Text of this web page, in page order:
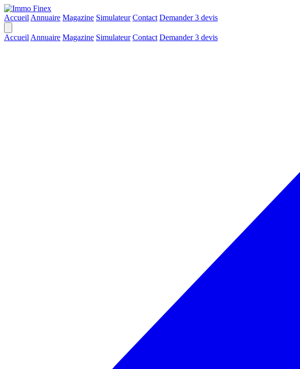
Accueil Annuaire Magazine Simulateur Contact Demander 3 devis
Accueil Annuaire Magazine Simulateur Contact Demander 3 devis